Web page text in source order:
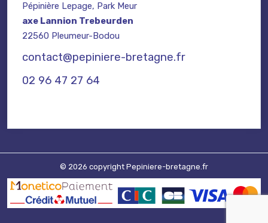
Pépinière Lepage, Park Meur
axe Lannion Trebeurden
22560 Pleumeur-Bodou
contact@pepiniere-bretagne.fr
02 96 47 27 64
© 2026 copyright Pepiniere-bretagne.fr